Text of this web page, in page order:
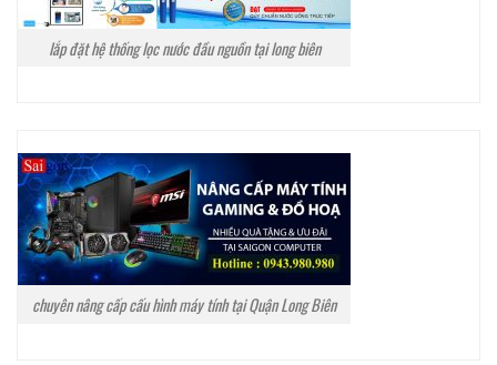
lắp đặt hệ thống lọc nước đầu nguồn tại long biên
chuyên nâng cấp cấu hình máy tính tại Quận Long Biên